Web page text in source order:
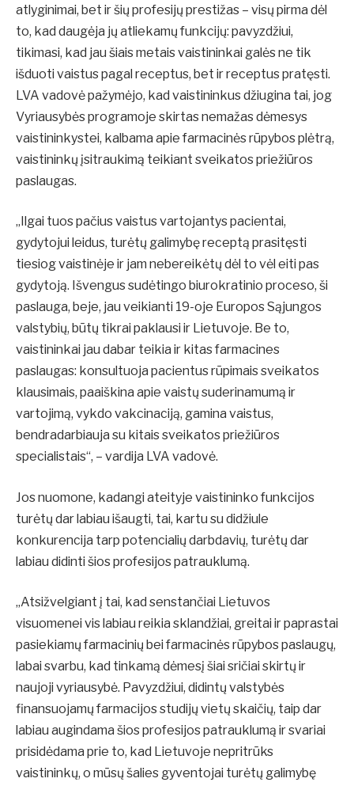
atlyginimai, bet ir šių profesijų prestižas – visų pirma dėl
to, kad daugėja jų atliekamų funkcijų: pavyzdžiui,
tikimasi, kad jau šiais metais vaistininkai galės ne tik
išduoti vaistus pagal receptus, bet ir receptus pratęsti.
LVA vadovė pažymėjo, kad vaistininkus džiugina tai, jog
Vyriausybės programoje skirtas nemažas dėmesys
vaistininkystei, kalbama apie farmacinės rūpybos plėtrą,
vaistininkų įsitraukimą teikiant sveikatos priežiūros
paslaugas.
„Ilgai tuos pačius vaistus vartojantys pacientai,
gydytojui leidus, turėtų galimybę receptą prasitęsti
tiesiog vaistinėje ir jam nebereikėtų dėl to vėl eiti pas
gydytoją. Išvengus sudėtingo biurokratinio proceso, ši
paslauga, beje, jau veikianti 19-oje Europos Sąjungos
valstybių, būtų tikrai paklausi ir Lietuvoje. Be to,
vaistininkai jau dabar teikia ir kitas farmacines
paslaugas: konsultuoja pacientus rūpimais sveikatos
klausimais, paaiškina apie vaistų suderinamumą ir
vartojimą, vykdo vakcinaciją, gamina vaistus,
bendradarbiauja su kitais sveikatos priežiūros
specialistais“, – vardija LVA vadovė.
Jos nuomone, kadangi ateityje vaistininko funkcijos
turėtų dar labiau išaugti, tai, kartu su didžiule
konkurencija tarp potencialių darbdavių, turėtų dar
labiau didinti šios profesijos patrauklumą.
„Atsižvelgiant į tai, kad senstančiai Lietuvos
visuomenei vis labiau reikia sklandžiai, greitai ir paprastai
pasiekiamų farmacinių bei farmacinės rūpybos paslaugų,
labai svarbu, kad tinkamą dėmesį šiai sričiai skirtų ir
naujoji vyriausybė. Pavyzdžiui, didintų valstybės
finansuojamų farmacijos studijų vietų skaičių, taip dar
labiau augindama šios profesijos patrauklumą ir svariai
prisidėdama prie to, kad Lietuvoje nepritrūks
vaistininkų, o mūsų šalies gyventojai turėtų galimybę